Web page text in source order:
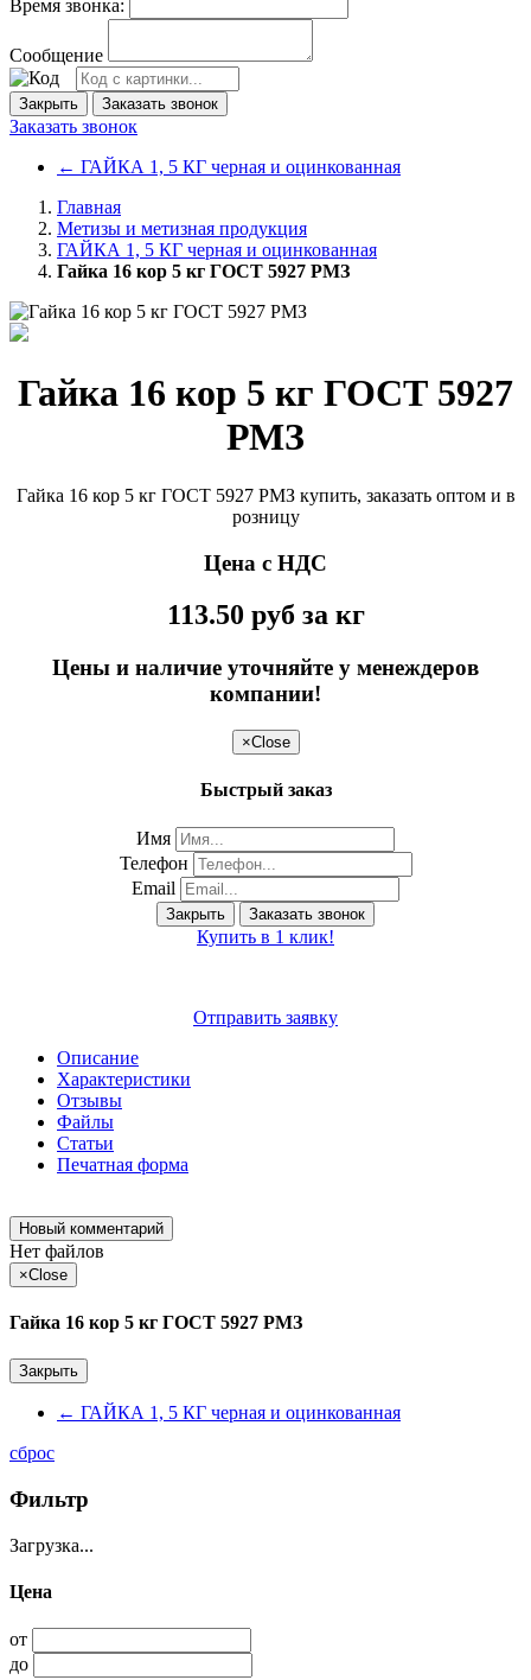
Время звонка:
Сообщение
Закрыть Заказать звонок
Заказать звонок
← ГАЙКА 1, 5 КГ черная и оцинкованная
Главная
Метизы и метизная продукция
ГАЙКА 1, 5 КГ черная и оцинкованная
Гайка 16 кор 5 кг ГОСТ 5927 РМЗ
Гайка 16 кор 5 кг ГОСТ 5927
РМЗ
Гайка 16 кор 5 кг ГОСТ 5927 РМЗ купить, заказать оптом и в
розницу
Цена с НДС
113.50 руб за кг
Цены и наличие уточняйте у менеждеров
компании!
×Close
Быстрый заказ
Имя
Телефон
Email
Закрыть Заказать звонок
Купить в 1 клик!
Отправить заявку
Описание
Характеристики
Отзывы
Файлы
Статьи
Печатная форма
Новый комментарий
Нет файлов
×Close
Гайка 16 кор 5 кг ГОСТ 5927 РМЗ
Закрыть
← ГАЙКА 1, 5 КГ черная и оцинкованная
сброс
Фильтр
Загрузка...
Цена
от
до